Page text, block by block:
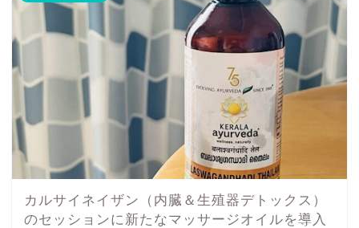
カルサイネイザン（内臓＆生殖器デトックス）
のセッションに新たなマッサージオイルを導入